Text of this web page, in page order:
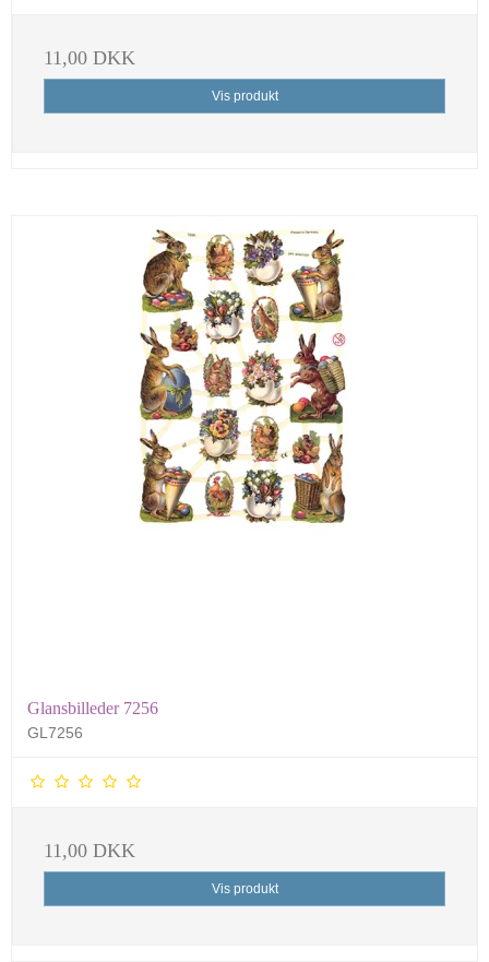
11,00 DKK
Vis produkt
Glansbilleder 7256
GL7256
11,00 DKK
Vis produkt